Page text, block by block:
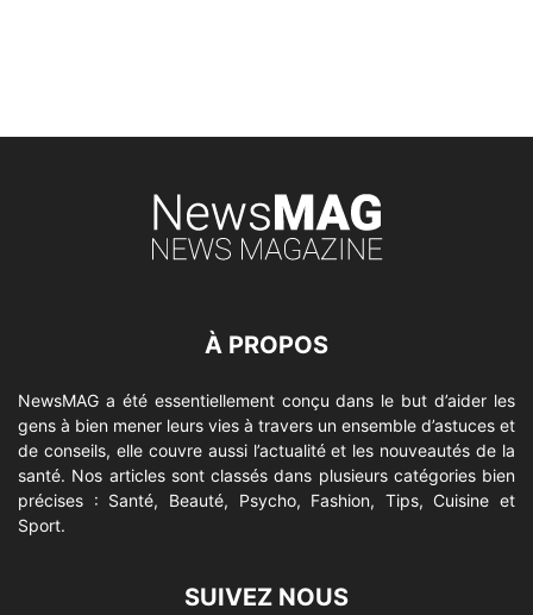
À PROPOS
NewsMAG a été essentiellement conçu dans le but d’aider les
gens à bien mener leurs vies à travers un ensemble d’astuces et
de conseils, elle couvre aussi l’actualité et les nouveautés de la
santé. Nos articles sont classés dans plusieurs catégories bien
précises : Santé, Beauté, Psycho, Fashion, Tips, Cuisine et
Sport.
SUIVEZ NOUS